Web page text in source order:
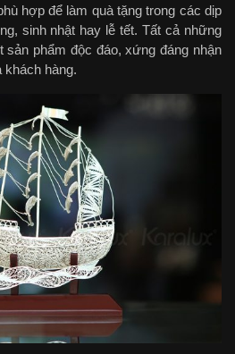
hợp để làm quà tặng trong các dịp
sinh nhật hay lễ tết. Tất cả những
sản phẩm độc đáo, xứng đáng nhận
hàng.